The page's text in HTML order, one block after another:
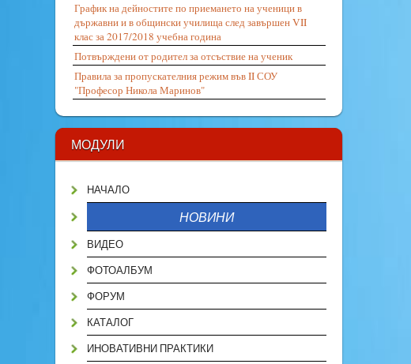
График на дейностите по приемането на ученици в
държавни и в общински училища след завършен VII
клас за 2017/2018 учебна година
Потвърждени от родител за отсъствие на ученик
Правила за пропускателния режим във II СОУ
"Професор Никола Маринов"
МОДУЛИ
НАЧАЛО
НОВИНИ
ВИДЕО
ФОТОАЛБУМ
ФОРУМ
КАТАЛОГ
ИНОВАТИВНИ ПРАКТИКИ